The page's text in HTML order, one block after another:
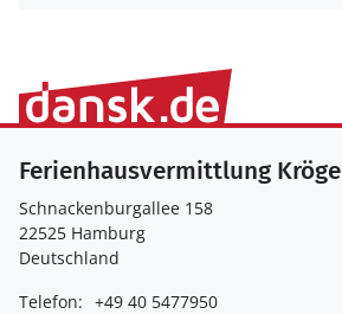
Ferienhausvermittlung
Schnackenburgallee 158
22525 Hamburg
Deutschland
Telefon: +49 40 5477950